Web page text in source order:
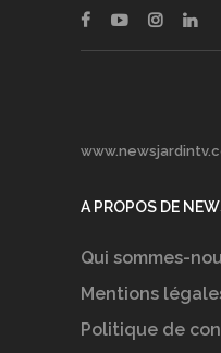
A PROPOS DE
Qui sommes-
Mentions
Politique de